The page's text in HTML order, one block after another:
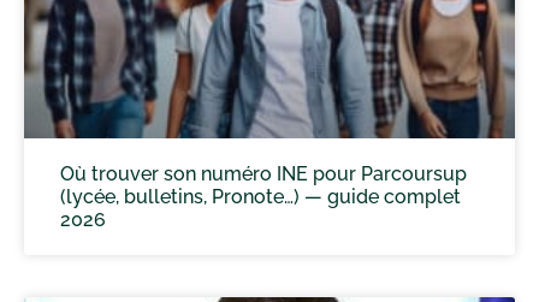
Où trouver son numéro INE pour Parcoursup
(lycée, bulletins, Pronote…) — guide complet
2026